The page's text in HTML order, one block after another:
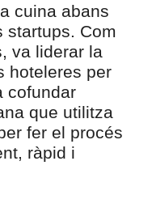
cuina abans
startups. Com
va liderar la
hoteleres per
cofundar
que utilitza
fer el procés
ràpid i